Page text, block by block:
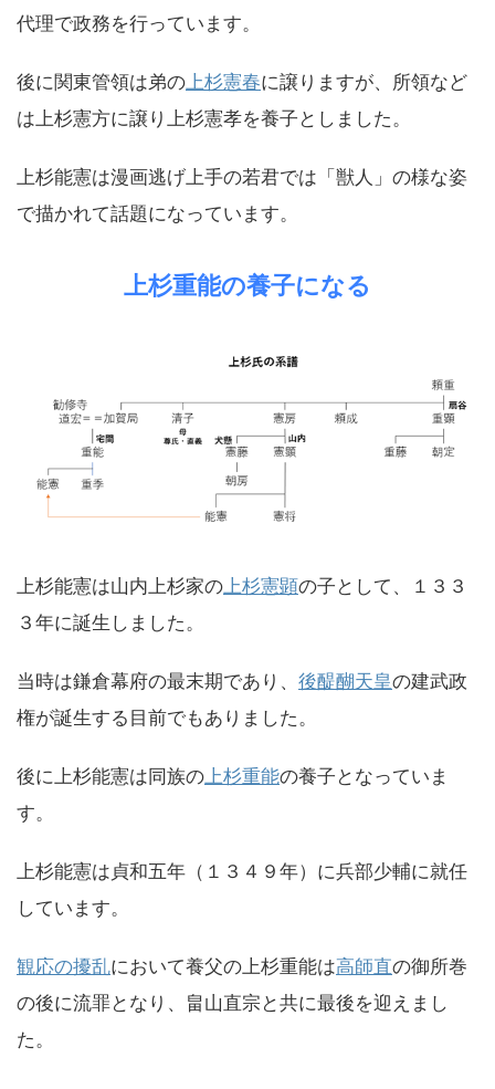
代理で政務を行っています。
後に関東管領は弟の上杉憲春に譲りますが、所領など
は上杉憲方に譲り上杉憲孝を養子としました。
上杉能憲は漫画逃げ上手の若君では「獣人」の様な姿
で描かれて話題になっています。
上杉重能の養子になる
上杉能憲は山内上杉家の上杉憲顕の子として、１３３
３年に誕生しました。
当時は鎌倉幕府の最末期であり、 後醍醐天皇の建武政
権が誕生する目前でもありました。
後に上杉能憲は同族の上杉重能の養子となっていま
す。
上杉能憲は貞和五年（１３４９年）に兵部少輔に就任
しています。
観応の擾乱において養父の上杉重能は高師直の御所巻
の後に流罪となり、畠山直宗と共に最後を迎えまし
た。